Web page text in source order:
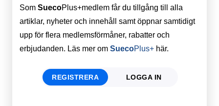
Som SuecoPlus+medlem får du tillgång till alla
artiklar, nyheter och innehåll samt öppnar samtidigt
upp för flera medlemsförmåner, rabatter och
erbjudanden. Läs mer om SuecoPlus+ här.
REGISTRERA LOGGA IN